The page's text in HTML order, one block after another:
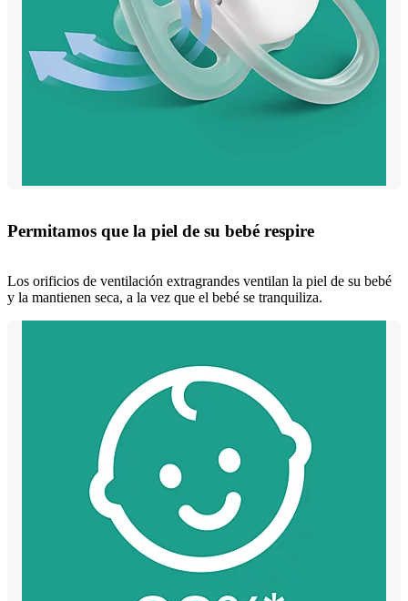
Permitamos que la piel de su bebé respire
Los orificios de ventilación extragrandes ventilan la piel de su bebé
y la mantienen seca, a la vez que el bebé se tranquiliza.